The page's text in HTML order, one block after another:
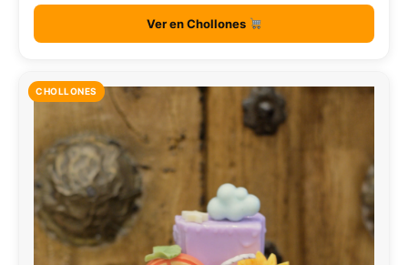
Ver en Chollones
CHOLLONES